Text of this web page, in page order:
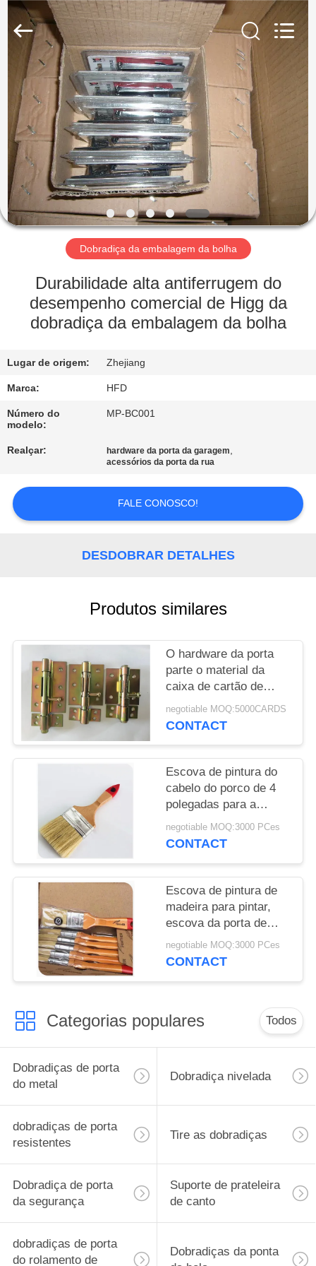
CASA
PRODUTOS
VÍDEOS
SOBRE
NÓS
EXCURSÃO
FÁBRICA
CONTROLE
DA
QUALIDADE
CONTACTE-
NOS
NOTÍCIA
PRIVACY
POLICY
2026
HongFengDa
Hardware
Factory.
Reserved.
Dobradiça da embalagem da bolha
Durabilidade alta antiferrugem do
desempenho comercial de Higg da
dobradiça da embalagem da bolha
Lugar de origem: Zhejiang
Marca: HFD
Número do
modelo:
MP-BC001
Realçar: hardware da porta da garagem,
acessórios da porta da rua
FALE CONOSCO!
DESDOBRAR DETALHES
Produtos similares
O hardware da porta
parte o material da
caixa de cartão de
papel da dobradiça
400g da embalagem da
negotiable MOQ:5000CARDS
CONTACT
Escova de pintura do
cabelo do porco de 4
polegadas para a
pintura de Funiture,
comprimento do cabelo
negotiable MOQ:3000 PCes
CONTACT
Escova de pintura de
madeira para pintar,
escova da porta de
pintura durável da
longa vida para portas
negotiable MOQ:3000 PCes
CONTACT
Categorias populares Todos
Dobradiças de porta
do metal
Dobradiça nivelada
dobradiças de porta
resistentes
Tire as dobradiças
Dobradiça de porta
da segurança
Suporte de prateleira
de canto
dobradiças de porta
do rolamento de
Dobradiças da ponta